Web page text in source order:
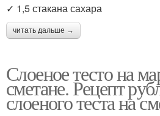
✓ 1,5 стакана сахара
читать дальше →
Слоеное тесто на
сметане. Рецепт
слоеного теста на